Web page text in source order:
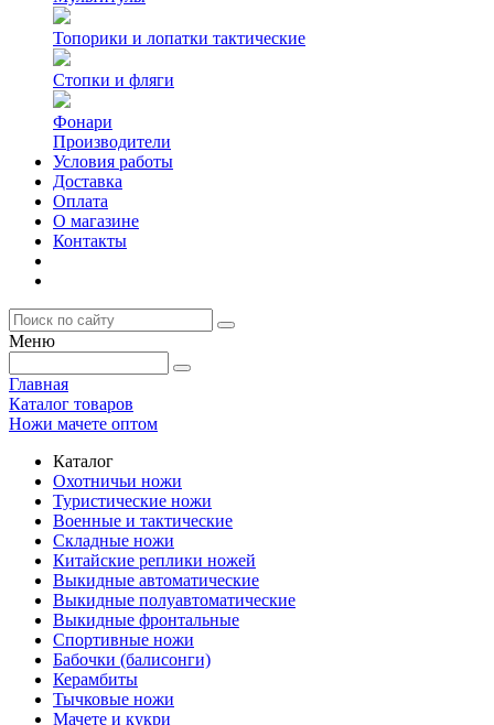
Топорики и лопатки тактические
Стопки и фляги
Фонари
Производители
Условия работы
Доставка
Оплата
О магазине
Контакты
Меню
Главная
Каталог товаров
Ножи мачете оптом
Каталог
Охотничьи ножи
Туристические ножи
Военные и тактические
Складные ножи
Китайские реплики ножей
Выкидные автоматические
Выкидные полуавтоматические
Выкидные фронтальные
Спортивные ножи
Бабочки (балисонги)
Керамбиты
Тычковые ножи
Мачете и кукри